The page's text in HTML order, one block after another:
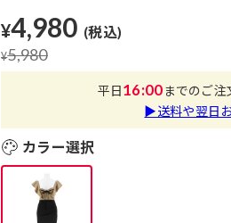
¥4,980 (税込)
¥5,980
平日16:00までのご
▶送料や翌日
カラー選択